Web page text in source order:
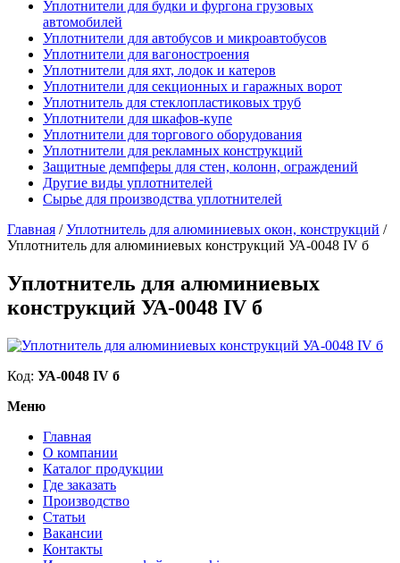
Уплотнители для будки и фургона грузовых
автомобилей
Уплотнители для автобусов и микроавтобусов
Уплотнители для вагоностроения
Уплотнители для яхт, лодок и катеров
Уплотнители для секционных и гаражных ворот
Уплотнитель для стеклопластиковых труб
Уплотнители для шкафов-купе
Уплотнители для торгового оборудования
Уплотнители для рекламных конструкций
Защитные демпферы для стен, колонн, ограждений
Другие виды уплотнителей
Сырье для производства уплотнителей
Главная /Уплотнитель для алюминиевых окон, конструкций /
Уплотнитель для алюминиевых конструкций УА-0048 IV б
Уплотнитель для алюминиевых
конструкций УА-0048 IV б
Код: УА-0048 IV б
Меню
Главная
О компании
Каталог продукции
Где заказать
Производство
Статьи
Вакансии
Контакты